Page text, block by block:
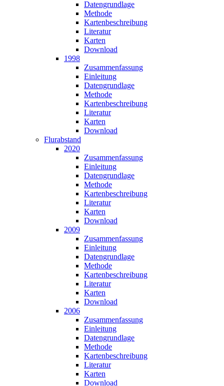
Datengrundlage
Methode
Karten­beschreibung
Literatur
Karten
Download
1998
Zusammen­fassung
Einleitung
Datengrundlage
Methode
Karten­beschreibung
Literatur
Karten
Download
Flurabstand
2020
Zusammen­fassung
Einleitung
Datengrundlage
Methode
Karten­beschreibung
Literatur
Karten
Download
2009
Zusammen­fassung
Einleitung
Datengrundlage
Methode
Karten­beschreibung
Literatur
Karten
Download
2006
Zusammen­fassung
Einleitung
Datengrundlage
Methode
Karten­beschreibung
Literatur
Karten
Download